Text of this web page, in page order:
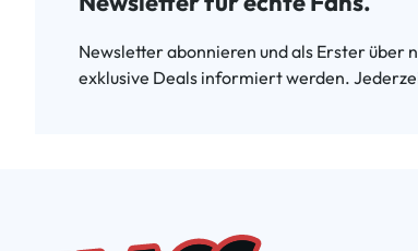
Newsletter abonnieren und als Erster über
exklusive Deals informiert werden.